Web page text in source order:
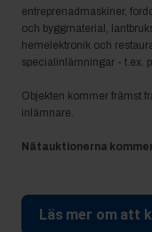
entreprenadmaskiner,
och byggmaterial,
hemelektronik och
specialinlämningar - t.ex.
Objekten kommer främst
inlämnare.
Nätauktionerna
Läs mer om att